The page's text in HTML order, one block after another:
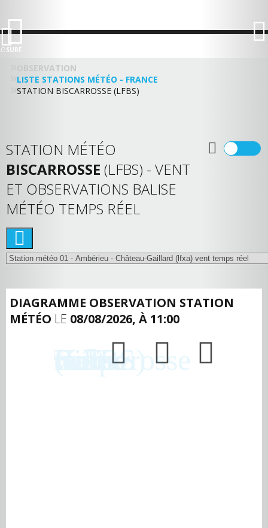
SURF
OBSERVATION
LISTE STATIONS MÉTÉO - FRANCE
STATION BISCARROSSE (LFBS)
STATION MÉTÉO
BISCARROSSE (LFBS) - VENT
ET OBSERVATIONS BALISE
MÉTÉO TEMPS RÉEL
DIAGRAMME OBSERVATION STATION
MÉTÉO LE 08/08/2026, À 11:00